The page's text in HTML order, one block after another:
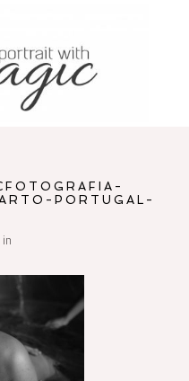
PORTUGAL-
in